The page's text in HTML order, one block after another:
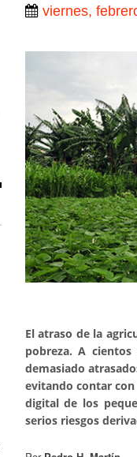
viernes,
El atraso de la
pobreza. A
demasiado
evitando contar con
digital de los
serios riesgos